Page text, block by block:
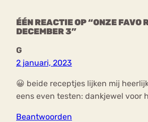
ÉÉN REACTIE OP “ONZE FAVO
DECEMBER 3”
G
2 januari, 2023
😀 beide receptjes lijken mij
eens even testen: dankjewel voor
Beantwoorden